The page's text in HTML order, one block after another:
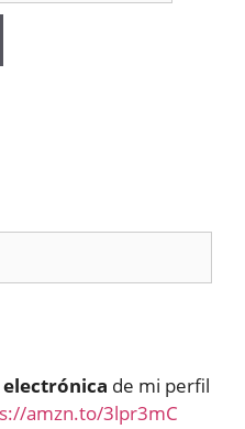
electrónica de mi perfil
amzn.to/3lpr3mC